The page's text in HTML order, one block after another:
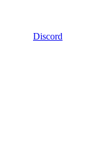
Discord